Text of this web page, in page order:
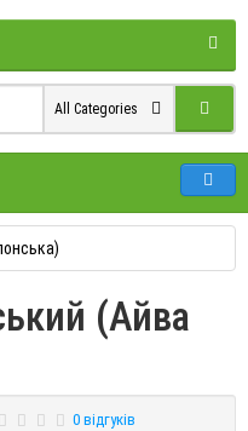
All Categories
(Айва
0 відгуків